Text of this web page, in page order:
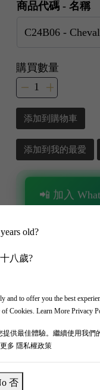
old?
八歲?
and to offer you the best
Cookies. Learn More Privacy
供最佳體驗。繼續使用我們
多 隱私權政策
否
商品代碼 - 名稱
購買數量
添加到購物車
添加到我的最愛
📲 加入